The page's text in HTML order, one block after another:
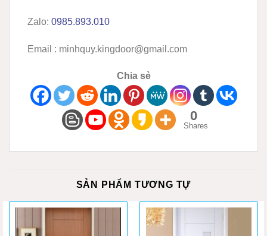
Zalo: 0985.893.010
Email : minhquy.kingdoor@gmail.com
Chia sẻ
0
Shares
SẢN PHẨM TƯƠNG TỰ